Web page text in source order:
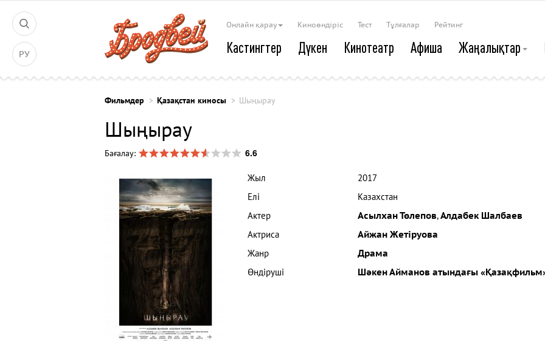
РУ
Онлайн қарау Киноөндіріс Тест Тұлғалар Рейтинг
Кастингтер Дүкен Кинотеатр Афиша Жаңалықтар
Фильмдер Қазақстан киносы Шыңырау
Шыңырау
Бағалау: 6.6
Жыл
2017
Елі
Казахстан
Актер
Асылхан Төлепов,Алдабек Шалбаев
Актриса
Айжан Жетіруова
Жанр
Драма
Өндіруші
Шәкен Айманов атындағы